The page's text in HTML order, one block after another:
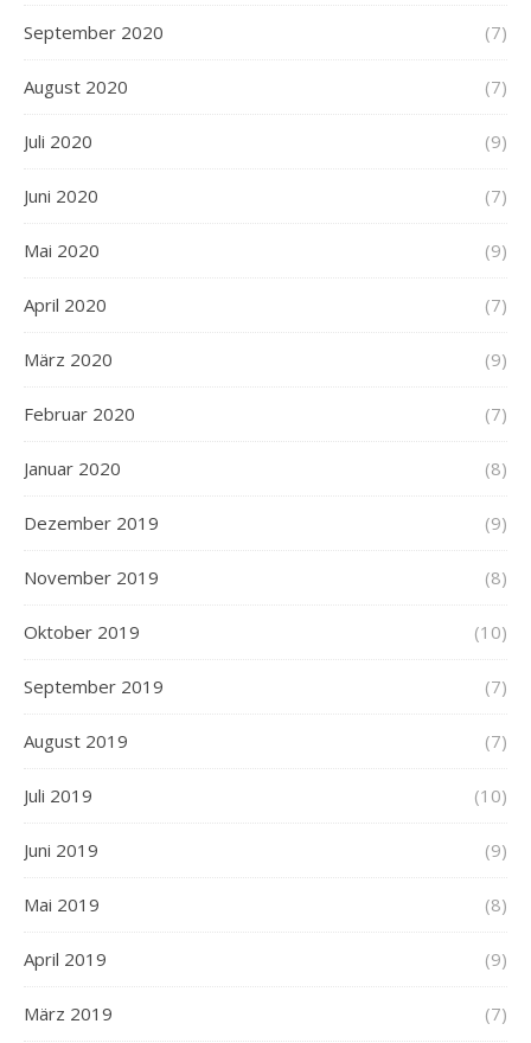
September 2020 (7)
August 2020 (7)
Juli 2020 (9)
Juni 2020 (7)
Mai 2020 (9)
April 2020 (7)
März 2020 (9)
Februar 2020 (7)
Januar 2020 (8)
Dezember 2019 (9)
November 2019 (8)
Oktober 2019 (10)
September 2019 (7)
August 2019 (7)
Juli 2019 (10)
Juni 2019 (9)
Mai 2019 (8)
April 2019 (9)
März 2019 (7)